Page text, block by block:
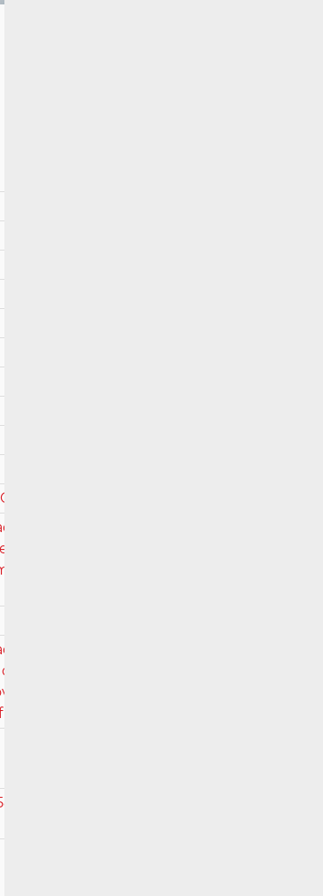
a Zadarske županije.pdf
mreža A1 Hrvatska d.o.o.
u vlasništvu Grada
mreža velikih
mreža Terrakom d.o.o.
a, radi naplate računa za
za međupovezivanje,
2021 - pravomoćna 26. ožujka